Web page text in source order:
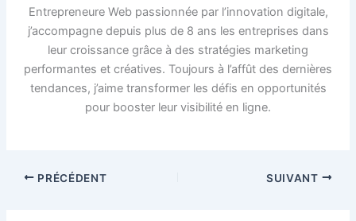
Entrepreneure Web passionnée par l’innovation digitale,
j’accompagne depuis plus de 8 ans les entreprises dans
leur croissance grâce à des stratégies marketing
performantes et créatives. Toujours à l’affût des dernières
tendances, j’aime transformer les défis en opportunités
pour booster leur visibilité en ligne.
PRÉCÉDENT SUIVANT